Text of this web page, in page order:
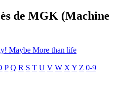
de MGK (Machine
Maybe More than life
P Q R S T U V W X Y Z 0-9